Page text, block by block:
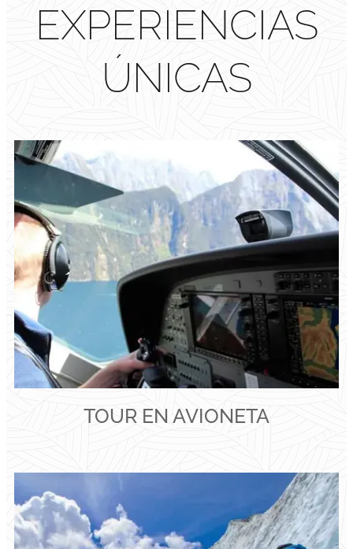
EXPERIENCIAS
ÚNICAS
TOUR EN AVIONETA